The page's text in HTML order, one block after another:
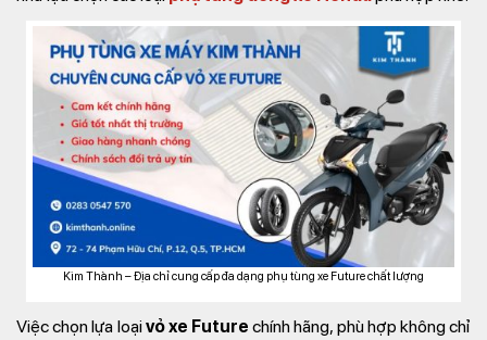
Kim Thành – Địa chỉ cung cấp đa dạng phụ tùng xe Future chất lượng
Việc chọn lựa loạivỏ xe Future chính hãng, phù hợp không chỉ